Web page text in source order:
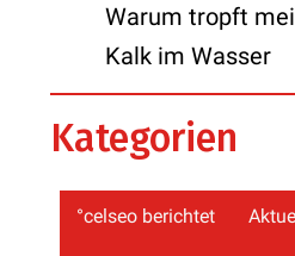
Warum tropft
Kalk im Wasser
Kategorien
°celseo berichtet